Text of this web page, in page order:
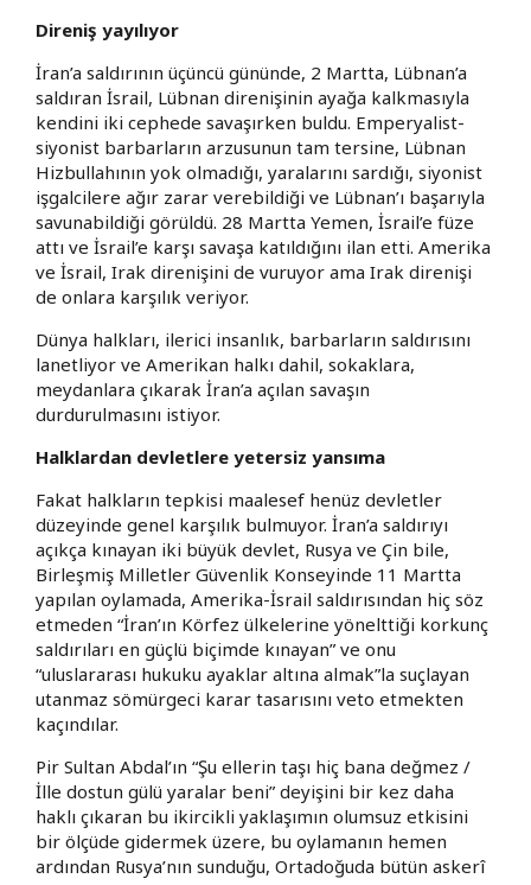
Direniş yayılıyor
İran’a saldırının üçüncü gününde, 2 Martta, Lübnan’a
saldıran İsrail, Lübnan direnişinin ayağa kalkmasıyla
kendini iki cephede savaşırken buldu. Emperyalist-
siyonist barbarların arzusunun tam tersine, Lübnan
Hizbullahının yok olmadığı, yaralarını sardığı, siyonist
işgalcilere ağır zarar verebildiği ve Lübnan’ı başarıyla
savunabildiği görüldü. 28 Martta Yemen, İsrail’e füze
attı ve İsrail’e karşı savaşa katıldığını ilan etti. Amerika
ve İsrail, Irak direnişini de vuruyor ama Irak direnişi
de onlara karşılık veriyor.
Dünya halkları, ilerici insanlık, barbarların saldırısını
lanetliyor ve Amerikan halkı dahil, sokaklara,
meydanlara çıkarak İran’a açılan savaşın
durdurulmasını istiyor.
Halklardan devletlere yetersiz yansıma
Fakat halkların tepkisi maalesef henüz devletler
düzeyinde genel karşılık bulmuyor. İran’a saldırıyı
açıkça kınayan iki büyük devlet, Rusya ve Çin bile,
Birleşmiş Milletler Güvenlik Konseyinde 11 Martta
yapılan oylamada, Amerika-İsrail saldırısından hiç söz
etmeden “İran’ın Körfez ülkelerine yönelttiği korkunç
saldırıları en güçlü biçimde kınayan” ve onu
“uluslararası hukuku ayaklar altına almak”la suçlayan
utanmaz sömürgeci karar tasarısını veto etmekten
kaçındılar.
Pir Sultan Abdal’ın “Şu ellerin taşı hiç bana değmez /
İlle dostun gülü yaralar beni” deyişini bir kez daha
haklı çıkaran bu ikircikli yaklaşımın olumsuz etkisini
bir ölçüde gidermek üzere, bu oylamanın hemen
ardından Rusya’nın sunduğu, Ortadoğuda bütün askerî